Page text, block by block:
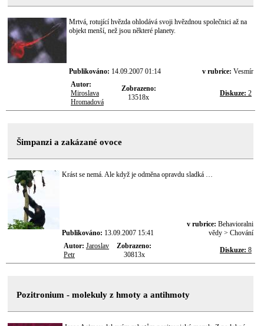
Mrtvá, rotující hvězda ohlodává svoji hvězdnou společnici až na
objekt menší, než jsou některé planety.
Publikováno: 14.09.2007 01:14 v rubrice: Vesmír
Autor:
Miroslava
Hromadová
Zobrazeno:
13518x
Diskuze: 2
Šimpanzi a zakázané ovoce
Krást se nemá. Ale když je odměna opravdu sladká …
Publikováno: 13.09.2007 15:41
v rubrice: Behavioralni
vědy > Chování
Autor: Jaroslav
Petr
Zobrazeno:
30813x
Diskuze: 8
Pozitronium - molekuly z hmoty a antihmoty